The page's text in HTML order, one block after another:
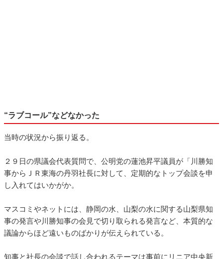
“ラブコール”などなかった
当時の状況から振り返る。
２９日の県議会代表質問で、公明党の蓮池昇平議員が「川勝知
事からＪＲ東海の丹羽社長に対して、定期的なトップ会談を申
し入れてはいかがか。
マスコミやネットには、静岡の水、山梨の水に関する山梨県知
事の発言や川勝知事の会見で切り取られる発言など、本質的な
議論からほど遠いものばかりが伝えられている。
知事と社長の会談で話し合われるテーマは事前にリニア中央新